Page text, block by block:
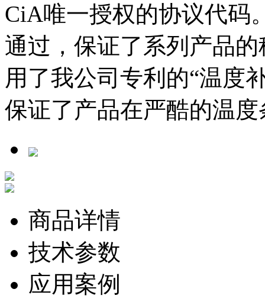
CiA唯一授权的协议代码
通过，保证了系列产品
用了我公司专利的“温度
保证了产品在严酷的温
商品详情
技术参数
应用案例